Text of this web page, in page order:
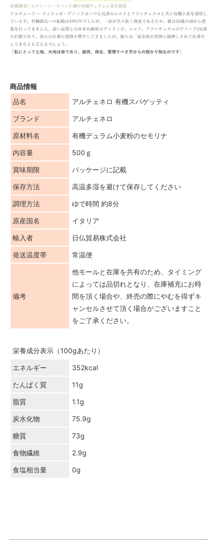
商品情報
品名
アルチェネロ 有機スパゲッティ
ブランド アルチェネロ
原材料名 有機デュラム小麦粉のセモリナ
内容量 500ｇ
賞味期限 パッケージに記載
保存方法 高温多湿を避けて保存してください
調理方法 ゆで時間 約8分
原産国名 イタリア
輸入者 日仏貿易株式会社
発送温度帯 常温便
備考
他モールと在庫を共有のため、タイミング
によっては品切れとなり、在庫補充にお時
間を頂く場合や、終売の際にやむを得ずキ
ャンセルさせて頂く場合がございますこと
をご了承ください。
栄養成分表示（100gあたり）
エネルギー 352kcal
たんぱく質 11g
脂質 1.1g
炭水化物 75.9g
糖質 73g
食物繊維 2.9g
食塩相当量 0g